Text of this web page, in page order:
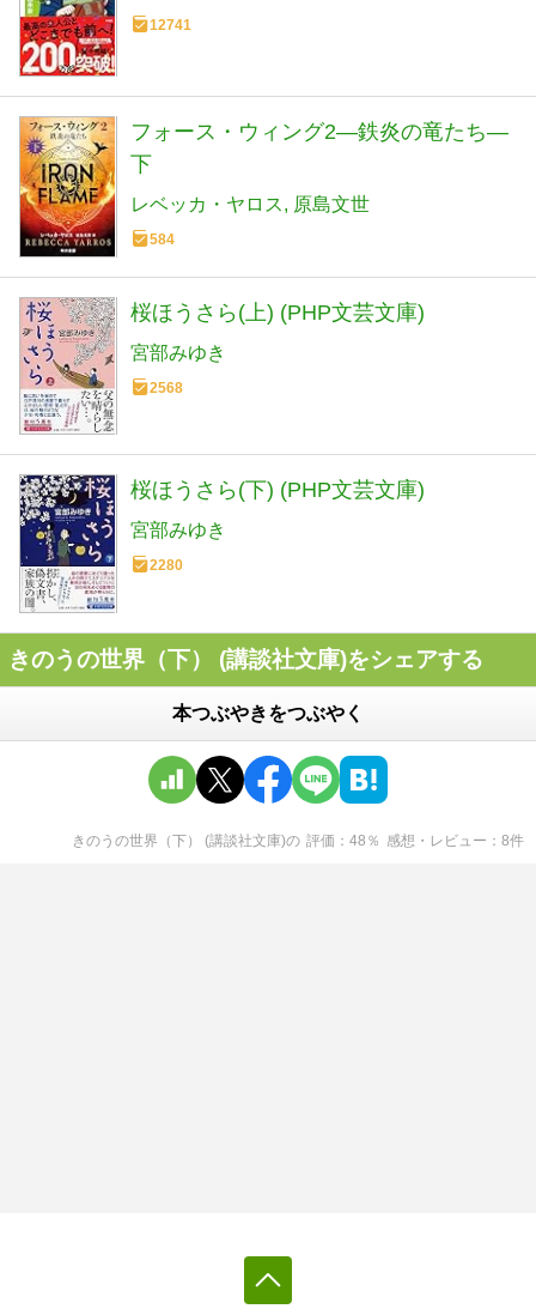
12741
フォース・ウィング2―鉄炎の竜たち―
下
レベッカ・ヤロス 原島文世
584
桜ほうさら(上) (PHP文芸文庫)
宮部みゆき
2568
桜ほうさら(下) (PHP文芸文庫)
宮部みゆき
2280
きのうの世界（下） (講談社文庫)をシェアする
本つぶやきをつぶやく
きのうの世界（下） (講談社文庫)の 評価 48 ％ 感想・レビュー 8件